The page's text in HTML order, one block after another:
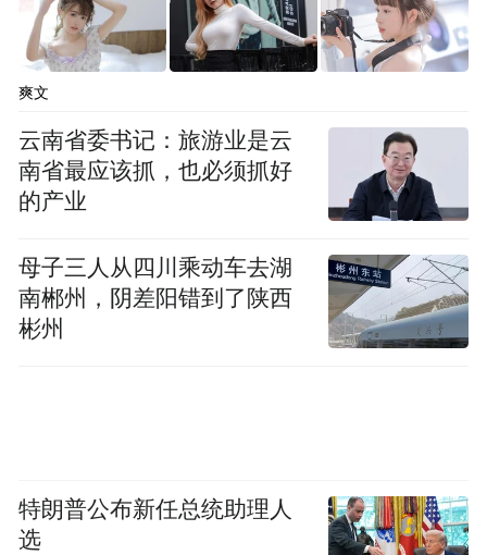
历经三年深耕实干，山东旅游公路建设和交
旅融合发展实现质效双升，全面构建起“快进
慢游”的全域交通体系。
场立体交通网络持续完善，高铁运营里程突
破3000公里，高速公路里程超过9300公里，
运输机场达11个，实现4A级以上景区30分钟
廊道主骨架基本成型，一条条“路在景中、景
在路旁、路景一体”的风景线、体验线遍布齐
爽文
云南省委书记：旅游业是云
南省最应该抓，也必须抓好
的产业
母子三人从四川乘动车去湖
南郴州，阴差阳错到了陕西
彬州
特朗普公布新任总统助理人
选